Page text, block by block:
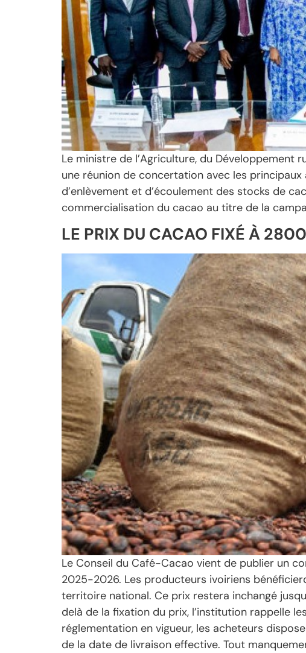
Le ministre de l’Agriculture, du Développement
une réunion de concertation avec les
d’enlèvement et d’écoulement des stocks de
commercialisation du cacao au titre de la
LE PRIX DU CACAO FIXÉ À
Le Conseil du Café-Cacao vient de publier un
2025-2026. Les producteurs ivoiriens
territoire national. Ce prix restera inchangé
delà de la fixation du prix, l’institution rappelle
réglementation en vigueur, les acheteurs
de la date de livraison effective. Tout